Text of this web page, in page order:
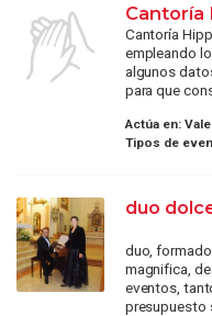
Cantoría
Cantoría
empleando
algunos
para que
Actúa en:
Tipos de
duo
duo,
magnifica,
eventos,
presupuesto